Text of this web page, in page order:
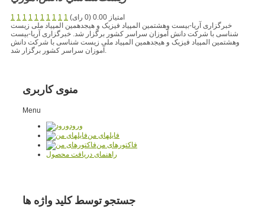
1 1 1 1 1 1 1 1 1 1
امتیاز 0.00 (0 رای)
خبرگزاری آریا-بیست وهشتمین المپیاد فیزیک و هیجدهمین المپیاد ملی زیست
شناسی با شرکت دانش آموزان سراسر کشور برگزار شد. خبرگزاری آریا-بیست
وهشتمین المپیاد فیزیک و هیجدهمین المپیاد ملی زیست شناسی با شرکت دانش
آموزان سراسر کشور برگزار شد.
منوی کاربری
Menu
ورود
فایلهای من
فاکتورهای من
راهنمای دریافت محصول
جستجو توسط کلید واژه ها